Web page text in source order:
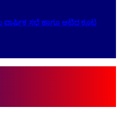
ವಾರ್ಷಿಕ ಸಭೆ ಹಾಗೂ ಆಟಿದ ಕೂಟ